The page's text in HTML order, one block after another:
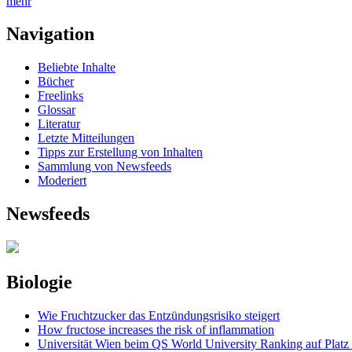
Navigation
Beliebte Inhalte
Bücher
Freelinks
Glossar
Literatur
Letzte Mitteilungen
Tipps zur Erstellung von Inhalten
Sammlung von Newsfeeds
Moderiert
Newsfeeds
Biologie
Wie Fruchtzucker das Entzündungsrisiko steigert
How fructose increases the risk of inflammation
Universität Wien beim QS World University Ranking auf Platz